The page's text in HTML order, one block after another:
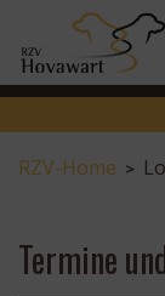
RZV-Home >
Termine